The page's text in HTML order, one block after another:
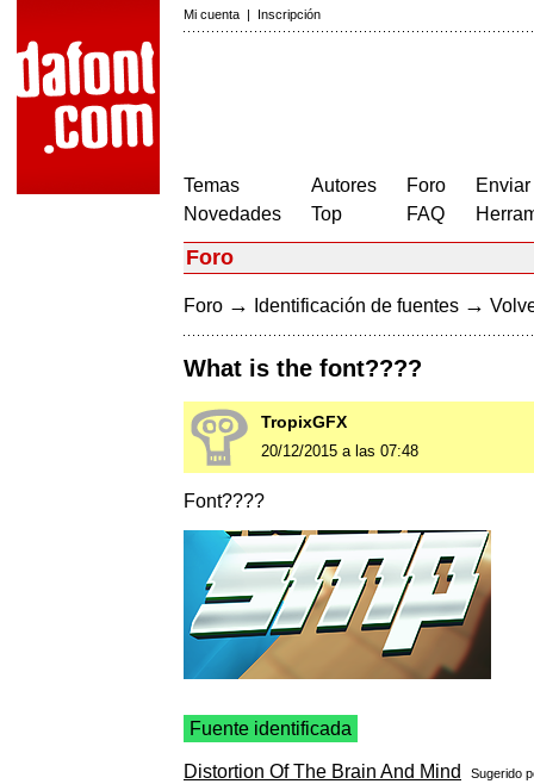
Mi cuenta | Inscripción
Temas
Novedades
Autores
Top
Foro
FAQ
Foro
Foro → Identificación de fuentes →
What is the font????
TropixGFX
20/12/2015 a las 07:48
Font????
Fuente identificada
Distortion Of The Brain And Mind Sugerido